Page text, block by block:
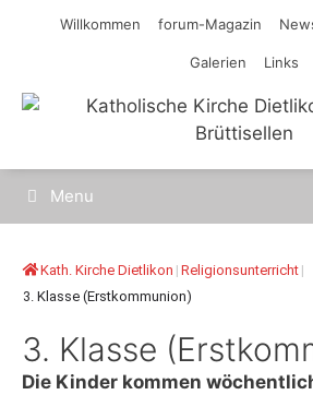
Willkommen forum-Magazin
Galerien Links
Menu
Kath. Kirche Dietlikon | Religionsunterricht |
3. Klasse (Erstkommunion)
3. Klasse
Die Kinder kommen